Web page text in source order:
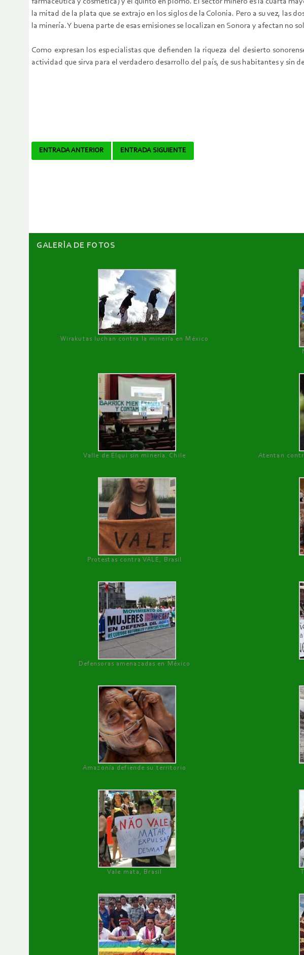
la mitad de la plata que se extrajo en los siglos de la Colonia. Pero a su vez, las
la minería. Y buena parte de esas emisiones se localizan en Sonora y afectan no
Como expresan los especialistas que defienden la riqueza del desierto
actividad que sirva para el verdadero desarrollo del país, de sus habitantes y sin
Navegador
ENTRADA ANTERIOR ENTRADA SIGUIENTE
GALERÌA DE FOTOS
Wirakutas luchan contra la minería en México
Valle de Elqui sin minería. Chile Atentan
Protestas contra VALE, Brasil
Defensoras amenazadas en México
Amazonía defiende su territorio
Vale mata, Brasil